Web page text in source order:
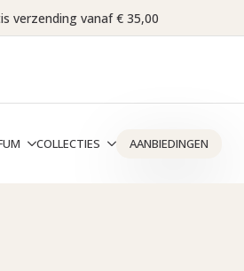
verzending vanaf € 35,00
COLLECTIES AANBIEDINGEN